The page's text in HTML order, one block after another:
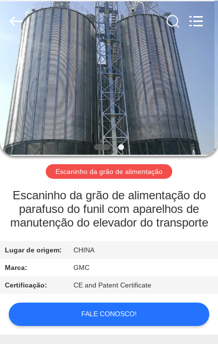
CASA
PRODUTOS
SOBRE
NÓS
EXCURSÃO
FÁBRICA
CONTROLE
QUALIDADE
CONTACTE-
NOS
PEÇA
fornecedor.
Copyright
steelgrainbin.com.
Reserved.
Escaninho da grão de alimentação
Escaninho da grão de alimentação do
parafuso do funil com aparelhos de
manutenção do elevador do transporte
Lugar de origem: CHINA
Marca: GMC
Certificação: CE and Patent Certificate
FALE CONOSCO!